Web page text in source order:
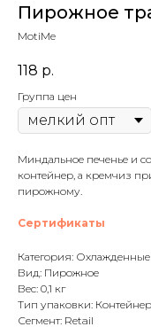
Пирожное
MotiMe
118 р.
Группа цен
Миндальное печенье и
контейнер, а кремчиз
пирожному.
Сертификаты
Категория:
Вид: Пирожное
Вес: 0,1 кг
Тип упаковки: Контейнер
Сегмент: Retail